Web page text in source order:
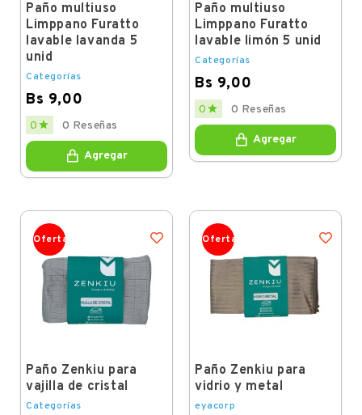
Paño multiuso
Limppano Furatto
lavable lavanda 5
unid
Categorías
Bs 9,00
Price
0  0 Reseñas
Agregar
Paño multiuso
Limppano Furatto
lavable limón 5 unid
Categorías
Bs 9,00
Price
0  0 Reseñas
Agregar
Oferta
Paño Zenkiu para
vajilla de cristal
Categorías
Oferta
Paño Zenkiu para
vidrio y metal
eyacorp